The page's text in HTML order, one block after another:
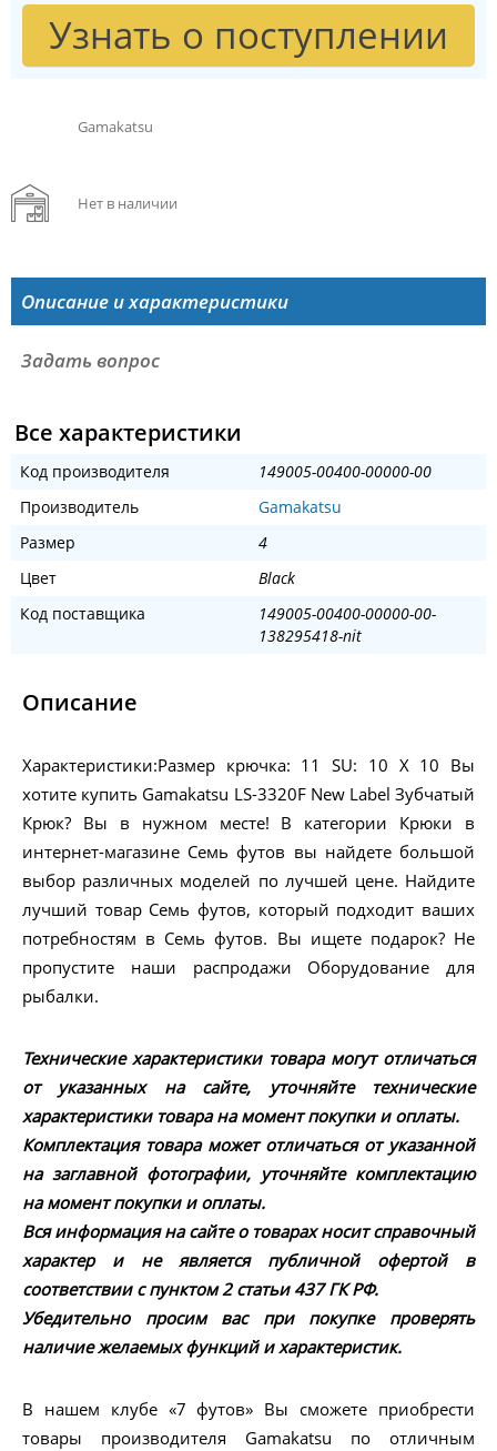
Узнать о поступлении
Gamakatsu
Нет в наличии
Описание и характеристики
Задать вопрос
Все характеристики
Код производителя
149005-00400-00000-00
Производитель
Gamakatsu
Размер
4
Цвет
Black
Код поставщика
149005-00400-00000-00-
138295418-nit
Описание
Характеристики:Размер крючка: 11 SU: 10 X 10 Вы
хотите купить Gamakatsu LS-3320F New Label Зубчатый
Крюк? Вы в нужном месте! В категории Крюки в
интернет-магазине Семь футов вы найдете большой
выбор различных моделей по лучшей цене. Найдите
лучший товар Семь футов, который подходит ваших
потребностям в Семь футов. Вы ищете подарок? Не
пропустите наши распродажи Оборудование для
рыбалки.
Технические характеристики товара могут отличаться
от указанных на сайте, уточняйте технические
характеристики товара на момент покупки и оплаты.
Комплектация товара может отличаться от указанной
на заглавной фотографии, уточняйте комплектацию
на момент покупки и оплаты.
Вся информация на сайте о товарах носит справочный
характер и не является публичной офертой в
соответствии с пунктом 2 статьи 437 ГК РФ.
Убедительно просим вас при покупке проверять
наличие желаемых функций и характеристик.
В нашем клубе «7 футов» Вы сможете приобрести
товары производителя Gamakatsu по отличным